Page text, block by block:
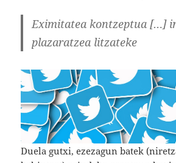
Eximitatea kontzeptua […]
plazaratzea litzateke
Duela gutxi, ezezagun batek